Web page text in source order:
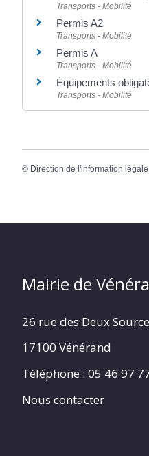
Transports - Mobilité
Permis A2
Transports - Mobilité
Permis A
Transports - Mobilité
Équipements
Transports - Mobilité
© Direction de l'information
Mairie de
26 rue des Deux
17100 Vénérand
Téléphone : 05 46 97
Nous contacter